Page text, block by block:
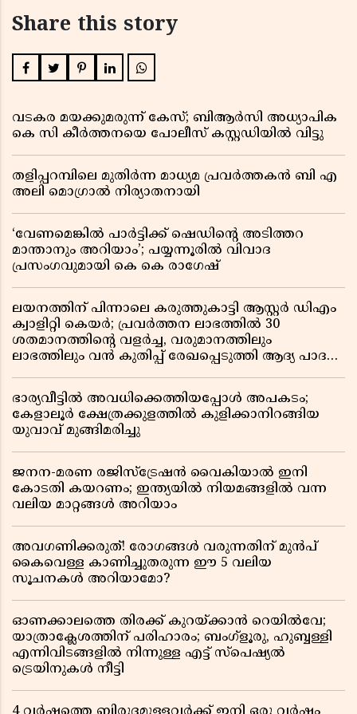
Share this story
വടകര മയക്കുമരുന്ന് കേസ്; ബിആർസി അധ്യാപിക
കെ സി കീർത്തനയെ പോലീസ് കസ്റ്റഡിയിൽ വിട്ടു
തളിപ്പറമ്പിലെ മുതിർന്ന മാധ്യമ പ്രവർത്തകൻ ബി എ
അലി മൊഗ്രാൽ നിര്യാതനായി
‘വേണമെങ്കിൽ പാർട്ടിക്ക് ഷെഡിൻ്റെ അടിത്തറ
മാന്താനും അറിയാം’; പയ്യന്നൂരിൽ വിവാദ
പ്രസംഗവുമായി കെ കെ രാഗേഷ്
ലയനത്തിന് പിന്നാലെ കരുത്തുകാട്ടി ആസ്റ്റർ ഡിഎം
ക്വാളിറ്റി കെയർ; പ്രവർത്തന ലാഭത്തിൽ 30
ശതമാനത്തിൻ്റെ വളർച്ച, വരുമാനത്തിലും
ലാഭത്തിലും വൻ കുതിപ്പ് രേഖപ്പെടുത്തി ആദ്യ പാദ
ഭാര്യവീട്ടിൽ അവധിക്കെത്തിയപ്പോൾ അപകടം;
കേളാലൂർ ക്ഷേത്രക്കുളത്തിൽ കുളിക്കാനിറങ്ങിയ
യുവാവ് മുങ്ങിമരിച്ചു
ജനന-മരണ രജിസ്ട്രേഷൻ വൈകിയാൽ ഇനി
കോടതി കയറണം; ഇന്ത്യയിൽ നിയമങ്ങളിൽ വന്ന
വലിയ മാറ്റങ്ങൾ അറിയാം
അവഗണിക്കരുത്! രോഗങ്ങൾ വരുന്നതിന് മുൻപ്
കൈവെള്ള കാണിച്ചുതരുന്ന ഈ 5 വലിയ
സൂചനകൾ അറിയാമോ?
ഓണക്കാലത്തെ തിരക്ക് കുറയ്ക്കാൻ റെയിൽവേ;
യാത്രാക്ലേശത്തിന് പരിഹാരം; ബംഗ്ളൂരു, ഹുബ്ബള്ളി
എന്നിവിടങ്ങളിൽ നിന്നുള്ള എട്ട് സ്പെഷ്യൽ
ട്രെയിനുകൾ നീട്ടി